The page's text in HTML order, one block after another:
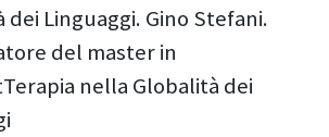
dei Linguaggi. Gino Stefani.
del master in
nella Globalità dei